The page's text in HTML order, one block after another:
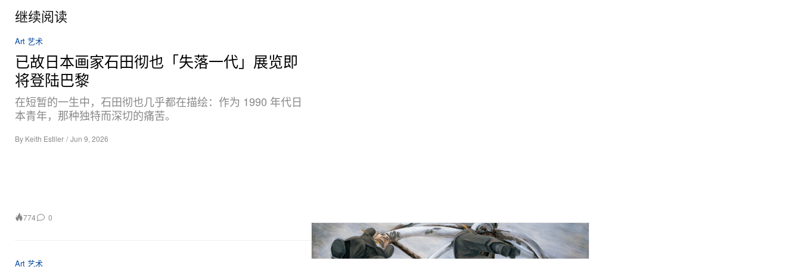
继续阅读
Art 艺术
已故日本画家石田彻也「失落一代」展览即
将登陆巴黎
在短暂的一生中，石田彻也几乎都在描绘：作为 1990 年代日
本青年，那种独特而深切的痛苦。
By Keith Estiler / Jun 9, 2026
774 0
Art 艺术